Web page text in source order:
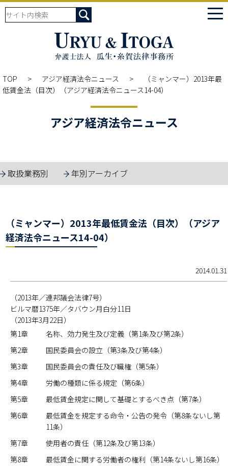
TOP アジア経済法令ニュース
（ミャンマー）2013年最
低賃金法（目次）（アジア経済法令ニュース14-04）
アジア経済法令ニュース
取扱業務別 年別アーカイブ
（ミャンマー）2013年最低賃金法（目次）（アジア
経済法令ニュース14-04）
2014.01.31
（2013年／連邦議会法律7号）
ビルマ暦1375年／タバウン月白分11日
（2013年3月22日）
第1章
名称、効力発生及び定義（第1条及び第2条）
第2章
国民委員会の設立（第3条及び第4条）
第3章
国民委員会の責任及び職権（第5条）
第4章
労働の種類に係る規定（第6条）
第5章
最低賃金規定に関して基礎とするべき点（第7条）
第6章
最低賃金を規定する命令・公告の発令（第8条ないし第
11条）
第7章
使用者の責任（第12条及び第13条）
第8章
最低賃金に関する労働者の権利（第14条ないし第16条）